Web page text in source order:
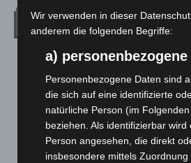
Wetter
LANGENHAGEN
Klarer Himmel
24.3°C
Wir verwenden in dieser
anderem die folgenden Begriffe:
a) personenbezogene
Personenbezogene Daten sind
die sich auf eine identifizierte
natürliche Person (im
beziehen. Als identifizierbar wird
Person angesehen, die direkt
insbesondere mittels